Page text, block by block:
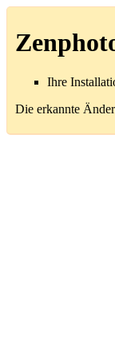
Ihre
Die erkannte